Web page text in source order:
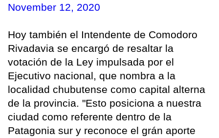
November 12, 2020
Hoy también el Intendente de Comodoro
Rivadavia se encargó de resaltar la
votación de la Ley impulsada por el
Ejecutivo nacional, que nombra a la
localidad chubutense como capital alterna
de la provincia. "Esto posiciona a nuestra
ciudad como referente dentro de la
Patagonia sur y reconoce el grán aporte